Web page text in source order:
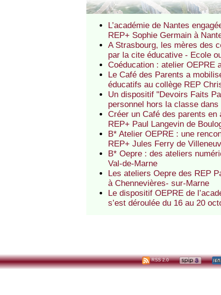
L’académie de Nantes
REP+ Sophie Germain à
A Strasbourg, les mères des
par la cite éducative - Ecole
Coéducation : atelier OEPRE
Le Café des Parents a
éducatifs au collège REP
Un dispositif "Devoirs Faits
personnel hors la classe
Créer un Café des parents
REP+ Paul Langevin de
B* Atelier OEPRE : une
REP+ Jules Ferry de
B* Oepre : des ateliers
Val-de-Marne
Les ateliers Oepre des REP
à Chennevières- sur-Marne
Le dispositif OEPRE de
s’est déroulée du 16 au 20
RSS 2.0